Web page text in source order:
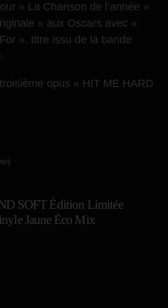
« La Chanson de l’année »
» aux Oscars avec «
», titre issu de la bande
opus « HIT ME HARD
SOFT Édition Limitée
Jaune Éco Mix